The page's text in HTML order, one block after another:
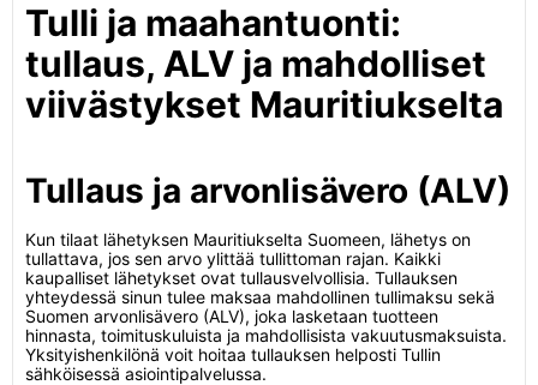
Tulli ja maahantuonti:
tullaus, ALV ja mahdolliset
viivästykset Mauritiukselta
Tullaus ja arvonlisävero (ALV)
Kun tilaat lähetyksen Mauritiukselta Suomeen, lähetys on
tullattava, jos sen arvo ylittää tullittoman rajan. Kaikki
kaupalliset lähetykset ovat tullausvelvollisia. Tullauksen
yhteydessä sinun tulee maksaa mahdollinen tullimaksu sekä
Suomen arvonlisävero (ALV), joka lasketaan tuotteen
hinnasta, toimituskuluista ja mahdollisista vakuutusmaksuista.
Yksityishenkilönä voit hoitaa tullauksen helposti Tullin
sähköisessä asiointipalvelussa.